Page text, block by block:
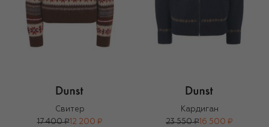
Свитер
17 400 ₽12 200 ₽
Кардиган
23 550 ₽ 16 500 ₽